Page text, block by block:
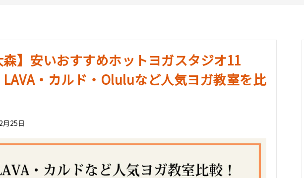
森】安いおすすめホットヨガスタジオ11
LAVA・カルド・Oluluなど人気ヨガ教室を比
月25日